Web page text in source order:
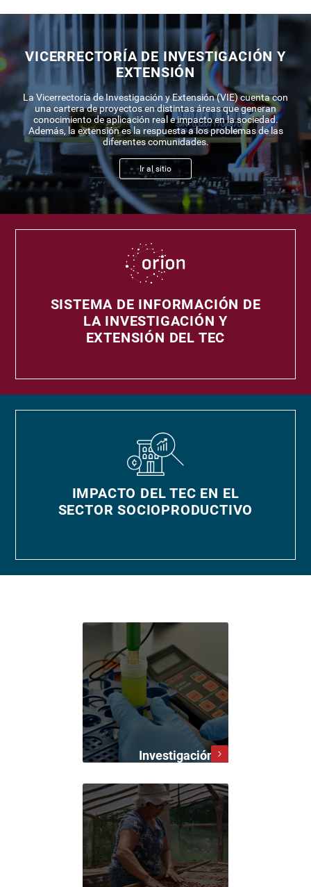
VICERRECTORÍA DE INVESTIGACIÓN Y
EXTENSIÓN
La Vicerrectoría de Investigación y Extensión (VIE) cuenta con
una cartera de proyectos en distintas áreas que generan
conocimiento de aplicación real e impacto en la sociedad.
Además, la extensión es la respuesta a los problemas de las
diferentes comunidades.
Ir al sitio
SISTEMA DE INFORMACIÓN DE
LA INVESTIGACIÓN Y
EXTENSIÓN DEL TEC
IMPACTO DEL TEC EN EL
SECTOR SOCIOPRODUCTIVO
Investigación